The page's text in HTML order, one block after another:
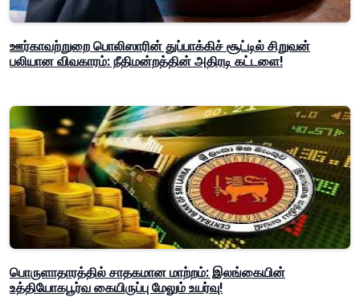
ஊர்காவற்றுறை பொலிஸாரின் துப்பாக்கிச் சூட்டில் சிறுவன்
பலியான விவகாரம்: நீதிமன்றத்தின் அதிரடி கட்டளை!
பொருளாதாரத்தில் சாதகமான மாற்றம்: இலங்கையின்
உத்தியோகபூர்வ கையிருப்பு மேலும் உயர்வு!